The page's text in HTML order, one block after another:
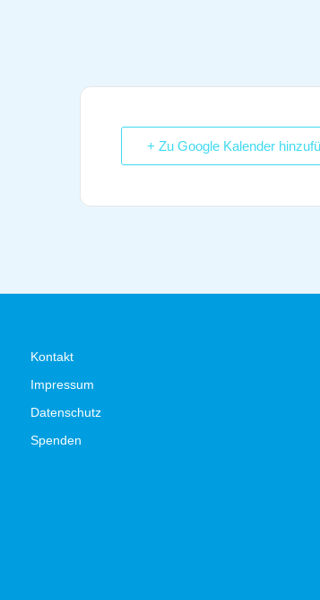
+ Zu Google Kalender
Kontakt
Impressum
Datenschutz
Spenden